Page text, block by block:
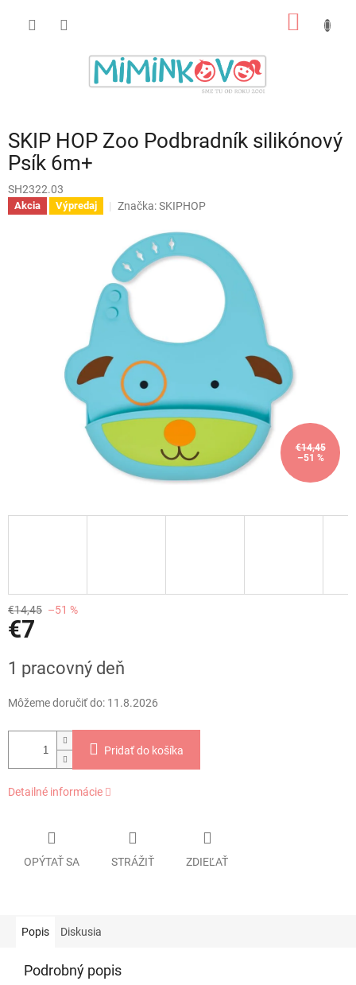
SKIP HOP Zoo Podbradník silikónový
Psík 6m+
SH2322.03
Akcia Výpredaj Značka:SKIPHOP
€14,45
–51 %
€14,45 –51 %
€7
cena:
1 pracovný deň
Môžeme doručiť do: 11.8.2026
Pridať do košíka
Detailné informácie
OPÝTAŤ SA STRÁŽIŤ ZDIEĽAŤ
Popis Diskusia
Podrobný popis